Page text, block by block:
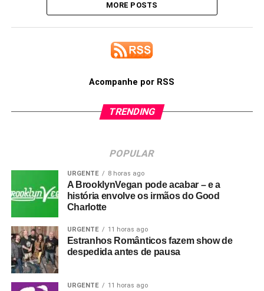
MORE POSTS
Acompanhe por RSS
TRENDING
POPULAR
URGENTE 8 horas ago
A BrooklynVegan pode acabar – e a
história envolve os irmãos do Good
Charlotte
URGENTE 11 horas ago
Estranhos Românticos fazem show de
despedida antes de pausa
URGENTE 11 horas ago